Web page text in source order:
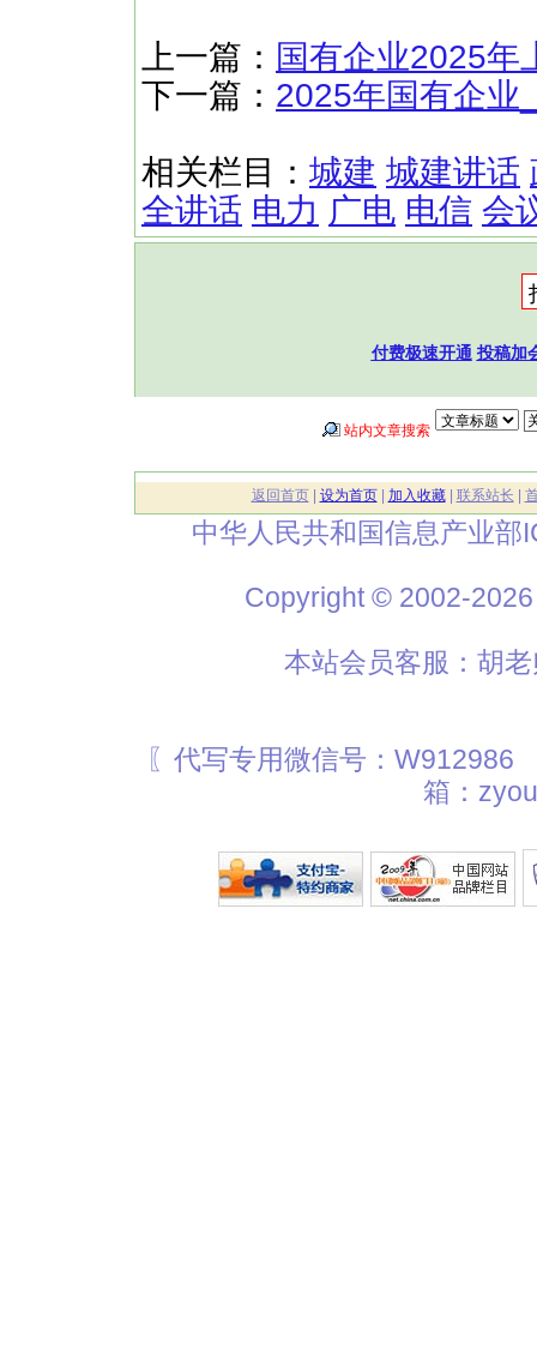
上一篇： 国有企业2025年
下一篇： 2025年国有企业
相关栏目： 城建 城建讲话
全讲话 电力 广电 电信 会
付费极速开通 投稿加
站内文章搜索
返回首页| 设为首页| 加入收藏| 联系站长
中华人民共和国信息产业部
Copyright © 2002-
本站会员客服：胡
〖代写专用微信号：
箱：